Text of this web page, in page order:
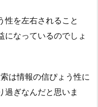
性を左右されること
になっているのでしょ
は情報の信ぴょう性に
過ぎなんだと思いま